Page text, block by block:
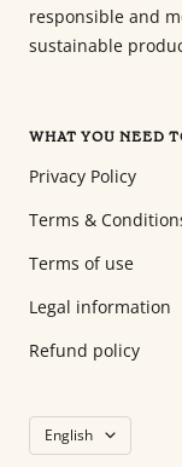
responsible and
sustainable
WHAT YOU NEED
Privacy Policy
Terms &
Terms of use
Legal information
Refund policy
Language
English